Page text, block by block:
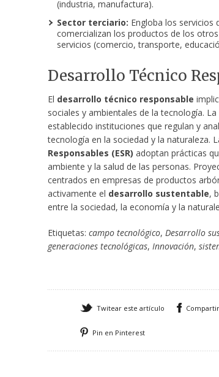
(industria, manufactura).
Sector terciario: Engloba los servicios
comercializan los productos de los
servicios (comercio, transporte,
Desarrollo Técnico
El desarrollo técnico responsable
sociales y ambientales de la tecnología.
establecido instituciones que regulan y
tecnología en la sociedad y la naturaleza.
Responsables (ESR) adoptan prácticas
ambiente y la salud de las personas.
centrados en empresas de productos
activamente el desarrollo sustentable,
entre la sociedad, la economía y la
Etiquetas: campo tecnológico, Desarrollo
generaciones tecnológicas, Innovación,
Twitear este artículo
Pin en Pinterest